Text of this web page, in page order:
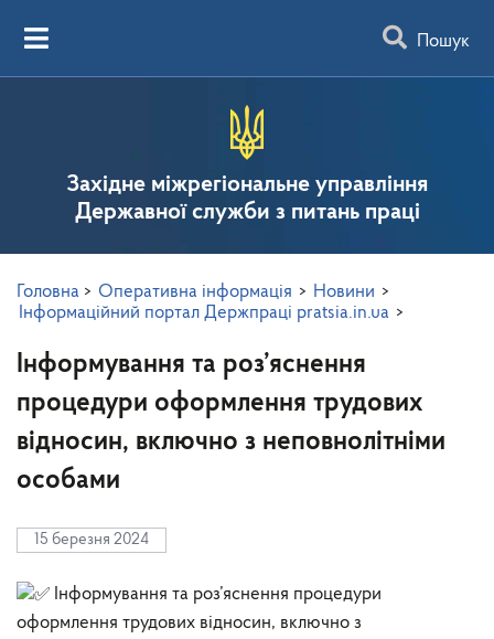
Пошук
Західне міжрегіональне управління
Державної служби з питань праці
Головна > Оперативна інформація > Новини >
Інформаційний портал Держпраці pratsia.in.ua >
Інформування та роз’яснення
процедури оформлення трудових
відносин, включно з неповнолітніми
особами
15 березня 2024
Інформування та роз’яснення процедури
оформлення трудових відносин, включно з